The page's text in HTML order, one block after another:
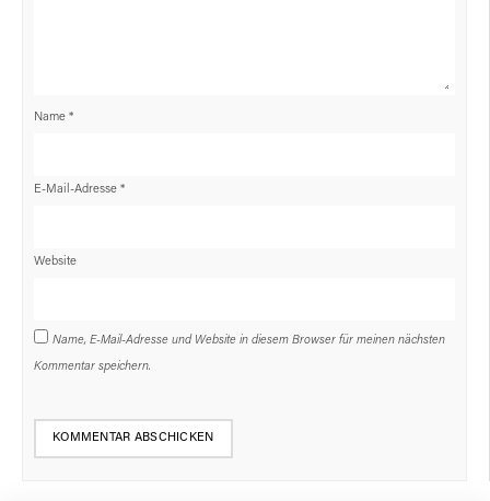
Name *
E-Mail-Adresse *
Website
Name, E-Mail-Adresse und Website in diesem Browser für meinen nächsten
Kommentar speichern.